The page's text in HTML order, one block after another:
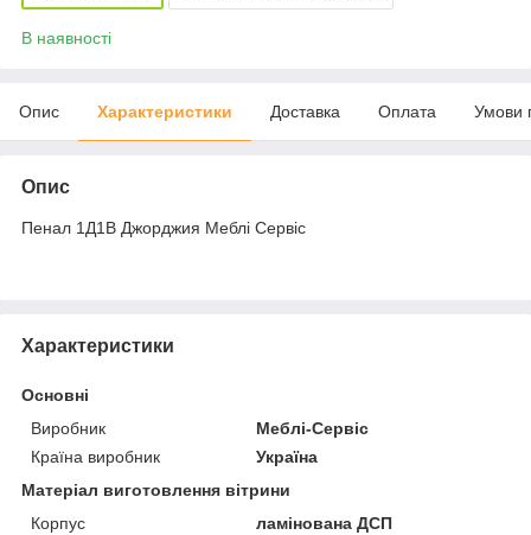
В наявності
Опис Характеристики Доставка Оплата Умови
Опис
Пенал 1Д1В Джорджия Меблі Сервіс
Характеристики
Основні
Виробник
Меблі-Сервіс
Країна виробник
Україна
Матеріал виготовлення вітрини
Корпус
ламінована ДСП